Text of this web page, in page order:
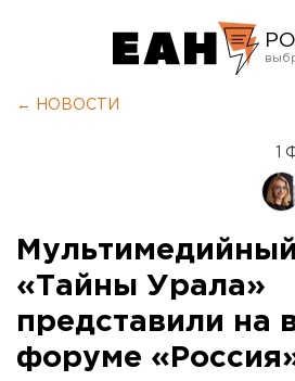
← НОВОСТИ
1
«Тайны Урала»
представили на
форуме